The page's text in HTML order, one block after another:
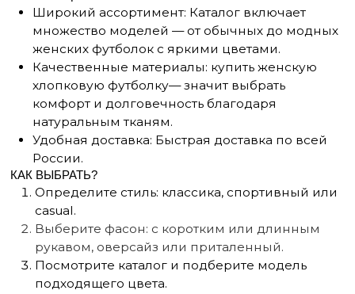
Определите стиль: классика, спортивный или
casual.
Выберите фасон: с коротким или длинным
, оверсайз или приталенный.
Посмотрите каталог и подберите модель
подходящего цвета.
АССОРТИМЕНТ ДЛЯ КАЖДОГО СЛУЧАЯ
Базовые: Идеальны для повседневного
гардероба, легко сочетаются с любой
одеждой.
Цветные: Яркие для тех, кто хочет выделиться.
Сезонные коллекции
трендами.
ПОЧЕМУ МЫ?
Магазин женских футболок at one’s ease
предлагает брендовые и модные женские
футболки, которые подчеркивают
индивидуальность. Каждая модель изготовлена
из материалов, таких как хлопок, обеспечивая
комфорт в любую погоду. Цены остаются